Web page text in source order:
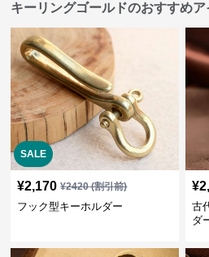
キーリングゴールドのおすすめア
SALE
¥2,170 ¥2420(割引前)
フック型キーホルダー
¥
古
ダ